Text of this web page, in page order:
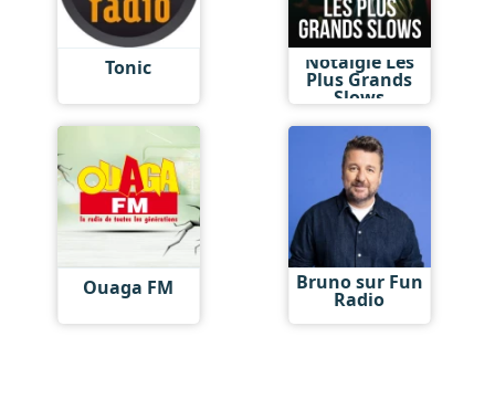
Tonic Notalgie Les
Plus Grands
Slows
Ouaga FM Bruno sur Fun
Radio